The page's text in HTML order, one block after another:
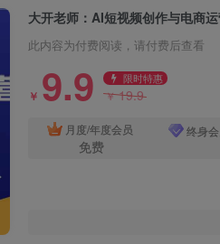
大开老师：AI短视频创作与电商
此内容为付费阅读，请付费后查看
￥ 9.9 限时特惠
￥19.9
月度/年度会员
免费
终身